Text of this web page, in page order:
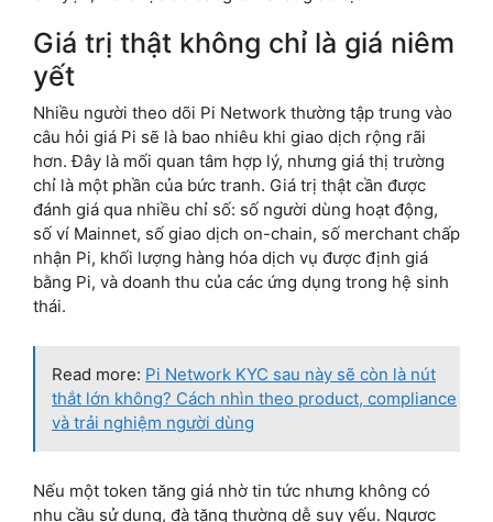
Giá trị thật không chỉ là giá niêm
yết
Nhiều người theo dõi Pi Network thường tập trung vào
câu hỏi giá Pi sẽ là bao nhiêu khi giao dịch rộng rãi
hơn. Đây là mối quan tâm hợp lý, nhưng giá thị trường
chỉ là một phần của bức tranh. Giá trị thật cần được
đánh giá qua nhiều chỉ số: số người dùng hoạt động,
số ví Mainnet, số giao dịch on-chain, số merchant chấp
nhận Pi, khối lượng hàng hóa dịch vụ được định giá
bằng Pi, và doanh thu của các ứng dụng trong hệ sinh
thái.
Read more: Pi Network KYC sau này sẽ còn là nút
thắt lớn không? Cách nhìn theo product, compliance
và trải nghiệm người dùng
Nếu một token tăng giá nhờ tin tức nhưng không có
nhu cầu sử dụng, đà tăng thường dễ suy yếu. Ngược